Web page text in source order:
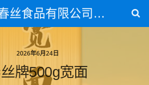
江西省春丝食品有限公司官方网站
2026年6月24日
牌500g宽面